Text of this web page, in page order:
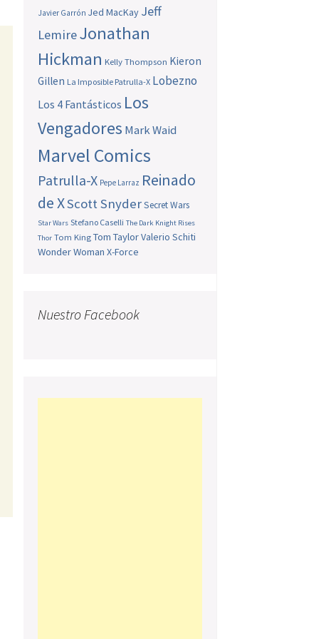
Javier Garrón Jed MacKay Jeff
LemireJonathan
Hickman Kelly Thompson Kieron
Gillen La Imposible Patrulla-X Lobezno
Los 4 Fantásticos Los
Vengadores Mark Waid
Marvel Comics
Patrulla-X Pepe Larraz Reinado
de XScott SnyderSecret Wars
Star Wars Stefano Caselli The Dark Knight Rises
Thor Tom King Tom TaylorValerio Schiti
Wonder Woman X-Force
Nuestro Facebook